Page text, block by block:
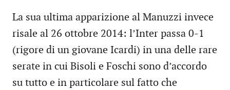
La sua ultima apparizione al Manuzzi invece
risale al 26 ottobre 2014: l’Inter passa 0-1
(rigore di un giovane Icardi) in una delle rare
serate in cui Bisoli e Foschi sono d’accordo
su tutto e in particolare sul fatto che